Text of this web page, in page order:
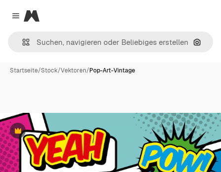
Close menu
Magnific
Nach
Startseite/Stock/Vektoren/Pop-Art-Vintage
Premium